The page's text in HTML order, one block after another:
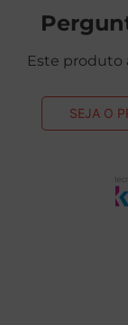
Este produto
SEJA O